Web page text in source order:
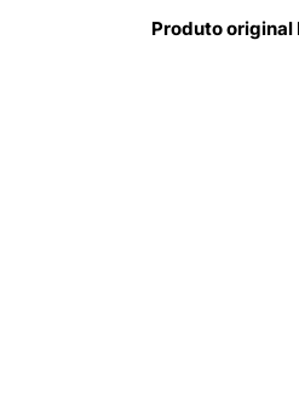
Produto original